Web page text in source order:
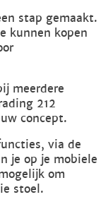
stap gemaakt.
kunnen kopen
meerdere
212
concept.
via de
je op je mobiele
om
stoel.